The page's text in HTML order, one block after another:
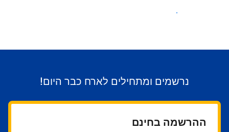
התחילו לקבל אורחים
נרשמים ומתחילים לארח כבר היום!
ההרשמה בחינם